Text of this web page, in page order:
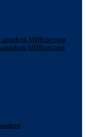
шкафов МИКсистем
шкафов МИКсистем